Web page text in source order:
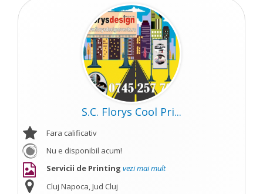
S.C. Florys Cool Pri...
Fara calificativ
Nu e disponibil acum!
Servicii de Printing vezi mai mult
Cluj Napoca, Jud Cluj